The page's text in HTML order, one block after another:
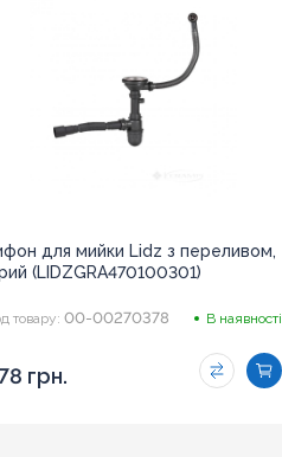
для мийки Lidz з переливом,
(LIDZGRA470100301)
товару: 00-00270378 В наявності
грн.